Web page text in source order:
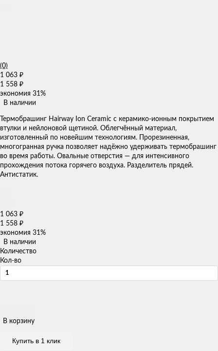
(0)
1 063 ₽
1 558 ₽
экономия 31%
В наличии
Термобрашинг Hairway Ion Ceramic с керамико-ионным покрытием
втулки и нейлоновой щетиной. Облегчённый материал,
изготовленный по новейшим технологиям. Прорезиненная,
многогранная ручка позволяет надёжно удерживать термобрашинг
во время работы. Овальные отверстия — для интенсивного
прохождения потока горячего воздуха. Разделитель прядей.
Антистатик.
1 063 ₽
1 558 ₽
экономия 31%
В наличии
Количество
Кол-во
В корзину
Купить в 1 клик